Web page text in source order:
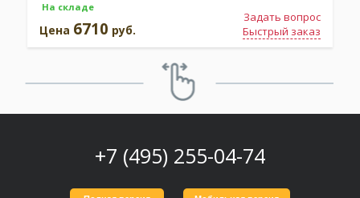
На складе
Задать вопрос
Быстрый заказ
Цена 6710 руб.
+7 (495) 255-04-74